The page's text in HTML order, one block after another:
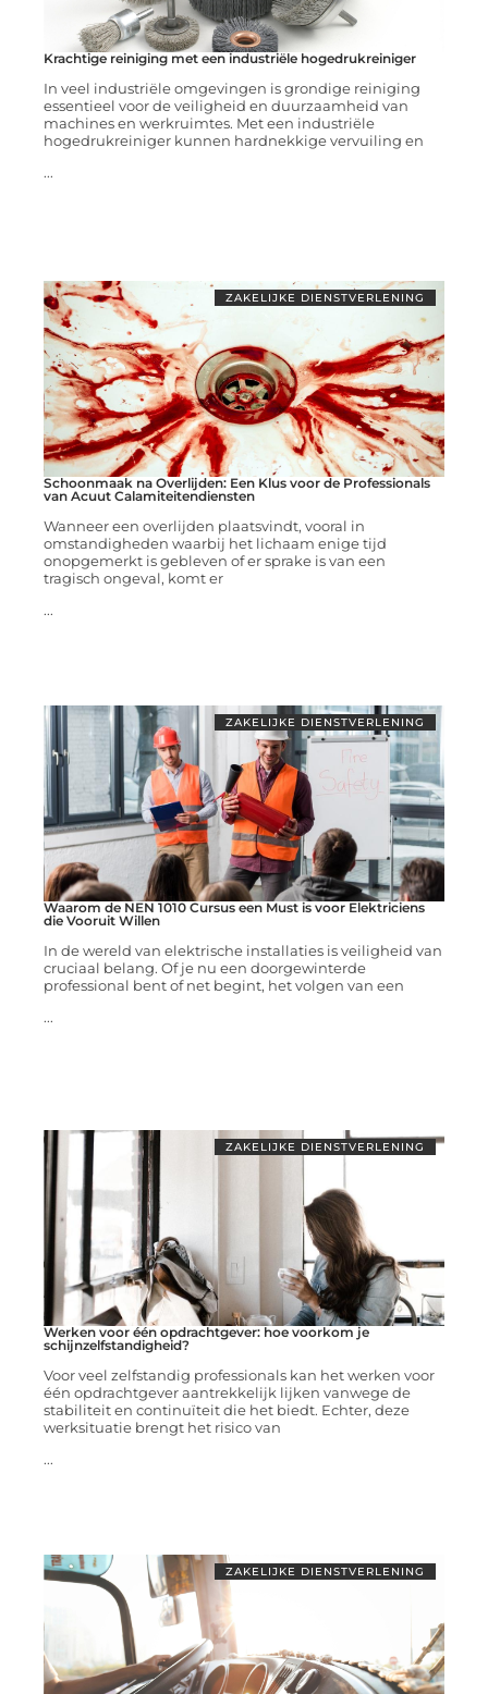
Krachtige reiniging met een industriële hogedrukreiniger
In veel industriële omgevingen is grondige reiniging
essentieel voor de veiligheid en duurzaamheid van
machines en werkruimtes. Met een industriële
hogedrukreiniger kunnen hardnekkige vervuiling en
...
ZAKELIJKE DIENSTVERLENING
Schoonmaak na Overlijden: Een Klus voor de Professionals
van Acuut Calamiteitendiensten
Wanneer een overlijden plaatsvindt, vooral in
omstandigheden waarbij het lichaam enige tijd
onopgemerkt is gebleven of er sprake is van een
tragisch ongeval, komt er
...
ZAKELIJKE DIENSTVERLENING
Waarom de NEN 1010 Cursus een Must is voor Elektriciens
die Vooruit Willen
In de wereld van elektrische installaties is veiligheid van
cruciaal belang. Of je nu een doorgewinterde
professional bent of net begint, het volgen van een
...
ZAKELIJKE DIENSTVERLENING
Werken voor één opdrachtgever: hoe voorkom je
schijnzelfstandigheid?
Voor veel zelfstandig professionals kan het werken voor
één opdrachtgever aantrekkelijk lijken vanwege de
stabiliteit en continuïteit die het biedt. Echter, deze
werksituatie brengt het risico van
...
ZAKELIJKE DIENSTVERLENING